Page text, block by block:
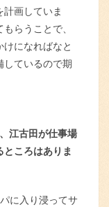
画していま
らうことで、
になればなと
しているので期
江古田が仕事場
ころはありま
に入り浸ってサ